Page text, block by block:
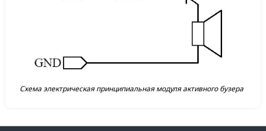
Схема электрическая принципиальная модуля активного бузера